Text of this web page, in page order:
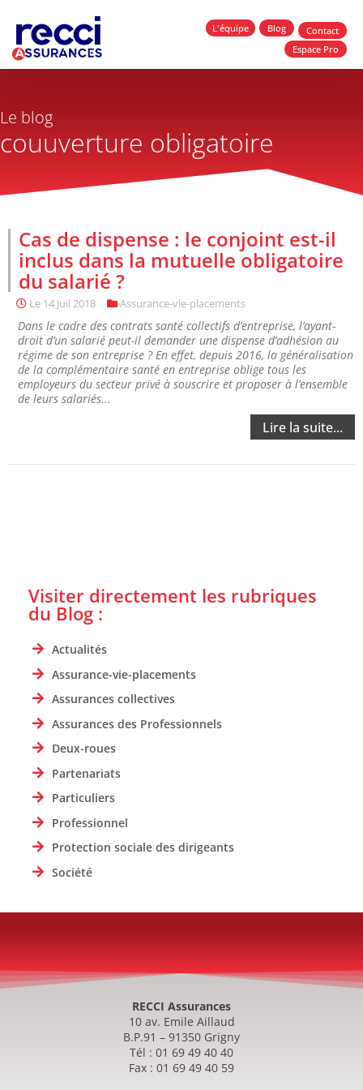
L'équipe Blog
Contact
Espace Pro
Le blog
couuverture obligatoire
Cas de dispense : le conjoint est-il
inclus dans la mutuelle obligatoire
du salarié ?
Le 14 Juil 2018 Assurance-vie-placements
Dans le cadre des contrats santé collectifs d’entreprise, l’ayant-
droit d’un salarié peut-il demander une dispense d’adhésion au
régime de son entreprise ? En effet, depuis 2016, la généralisation
de la complémentaire santé en entreprise oblige tous les
employeurs du secteur privé à souscrire et proposer à l’ensemble
de leurs salariés...
Lire la suite...
Visiter directement les rubriques
du Blog :
Actualités
Assurance-vie-placements
Assurances collectives
Assurances des Professionnels
Deux-roues
Partenariats
Particuliers
Professionnel
Protection sociale des dirigeants
Société
RECCI Assurances
10 av. Emile Aillaud
B.P.91 – 91350 Grigny
Tél : 01 69 49 40 40
Fax : 01 69 49 40 59